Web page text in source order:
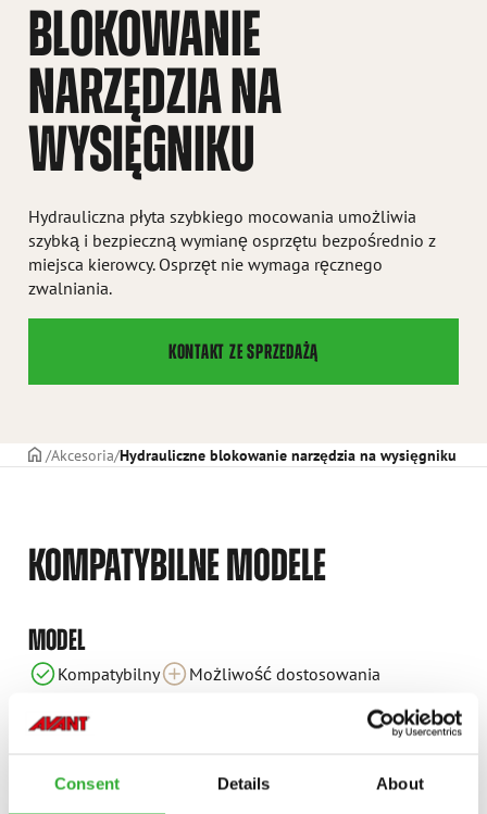
Consent Details About
BLOKOWANIE
NARZĘDZIA NA
WYSIĘGNIKU
Hydrauliczna płyta szybkiego mocowania umożliwia
szybką i bezpieczną wymianę osprzętu bezpośrednio z
miejsca kierowcy. Osprzęt nie wymaga ręcznego
zwalniania.
KONTAKT ZE SPRZEDAŻĄ
STRONA TYTUŁOWA
Akcesoria Hydrauliczne blokowanie narzędzia na wysięgniku
KOMPATYBILNE MODELE
MODEL
Kompatybilny
Możliwość dostosowania
220
Niekompatybilny
225
NiekompatybilnyNiekompatybilnyNiekompatybilnyKompatybilnyKompatybilnyKompatybilnyKompatybilny
635
Kompatybilny
635i
Kompatybilny
640
KompatybilnyKompatybilnyKompatybilnyKompatybilnyKompatybilny
735i
Kompatybilny
745
KompatybilnyKompatybilny
KompatybilnyKompatybilnyKompatybilnyKompatybilny Kompatybilny